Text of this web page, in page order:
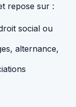
repose sur :
social ou
alternance,